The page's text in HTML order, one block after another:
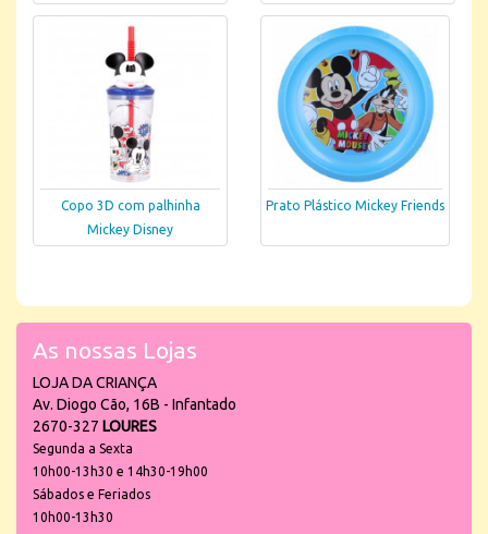
Copo 3D com palhinha
Mickey Disney
Prato Plástico Mickey Friends
As nossas Lojas
LOJA DA CRIANÇA
Av. Diogo Cão, 16B - Infantado
2670-327 LOURES
Segunda a Sexta
10h00-13h30 e 14h30-19h00
Sábados e Feriados
10h00-13h30